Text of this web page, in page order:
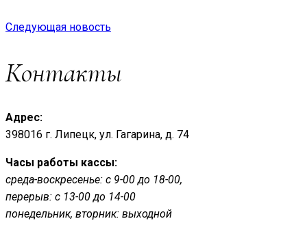
Следующая новость
Контакты
Адрес:
398016 г. Липецк, ул. Гагарина, д. 74
Часы работы кассы:
среда-воскресенье: с 9-00 до 18-00,
перерыв: с 13-00 до 14-00
понедельник, вторник: выходной